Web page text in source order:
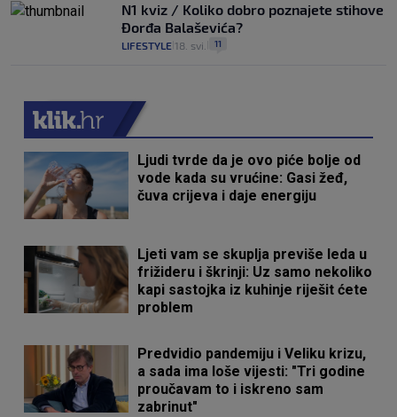
N1 kviz / Koliko dobro poznajete stihove
Đorđa Balaševića?
LIFESTYLE 18. svi. 11
Ljudi tvrde da je ovo piće bolje od
vode kada su vrućine: Gasi žeđ,
čuva crijeva i daje energiju
Ljeti vam se skuplja previše leda u
frižideru i škrinji: Uz samo nekoliko
kapi sastojka iz kuhinje riješit ćete
problem
Predvidio pandemiju i Veliku krizu,
a sada ima loše vijesti: "Tri godine
proučavam to i iskreno sam
zabrinut"